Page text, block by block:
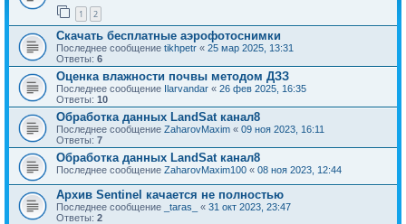
1 2
Скачать бесплатные аэрофотоснимки
Последнее сообщение tikhpetr « 25 мар 2025, 13:31
Ответы: 6
Оценка влажности почвы методом ДЗЗ
Последнее сообщение Ilarvandar « 26 фев 2025, 16:35
Ответы: 10
Обработка данных LandSat канал8
Последнее сообщение ZaharovMaxim « 09 ноя 2023, 16:11
Ответы: 7
Обработка данных LandSat канал8
Последнее сообщение ZaharovMaxim100 « 08 ноя 2023, 12:44
Архив Sentinel качается не полностью
Последнее сообщение _taras_ « 31 окт 2023, 23:47
Ответы: 2